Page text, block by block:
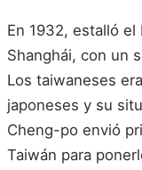
En 1932, estalló
Shanghái, con un
Los taiwaneses
japoneses y su
Cheng-po envió
Taiwán para